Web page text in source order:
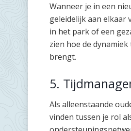
Wanneer je in een
geleidelijk aan elkaar
in het park of een
zien hoe de
brengt.
5.
Als alleenstaande
vinden tussen je rol